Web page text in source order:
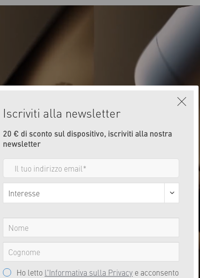
Iscriviti alla newsletter
20 € di sconto sul dispositivo, iscriviti alla nostra
newsletter
Ho letto l'Informativa sulla Privacy e acconsento